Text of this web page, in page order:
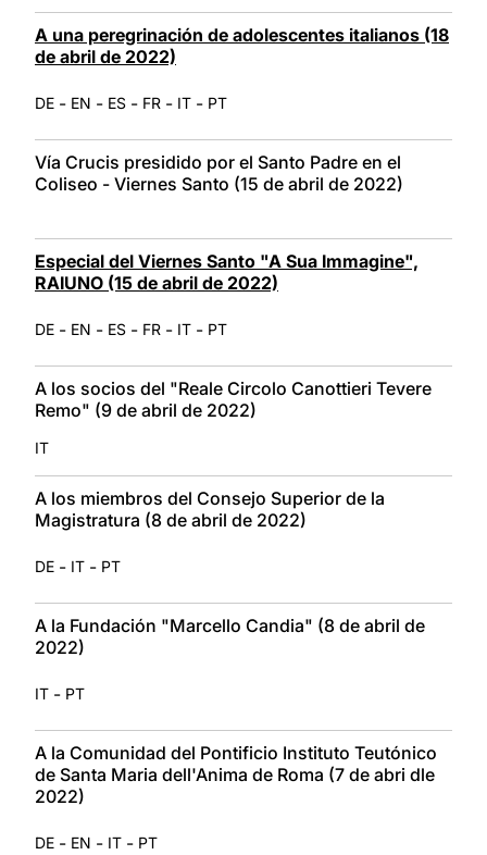
A una peregrinación de adolescentes italianos (18
de abril de 2022)
DE - EN - ES - FR - IT - PT
Vía Crucis presidido por el Santo Padre en el
Coliseo - Viernes Santo (15 de abril de 2022)
Especial del Viernes Santo "A Sua Immagine",
RAIUNO (15 de abril de 2022)
DE - EN - ES - FR - IT - PT
A los socios del "Reale Circolo Canottieri Tevere
Remo" (9 de abril de 2022)
IT
A los miembros del Consejo Superior de la
Magistratura (8 de abril de 2022)
DE - IT - PT
A la Fundación "Marcello Candia" (8 de abril de
2022)
IT - PT
A la Comunidad del Pontificio Instituto Teutónico
de Santa Maria dell'Anima de Roma (7 de abri dle
2022)
DE - EN - IT - PT